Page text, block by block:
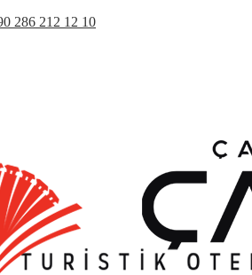
286 212 12 10